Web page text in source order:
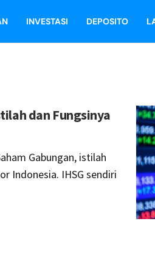
INVESTASI DEPOSITO
dan Fungsinya
Gabungan, istilah
Indonesia. IHSG sendiri